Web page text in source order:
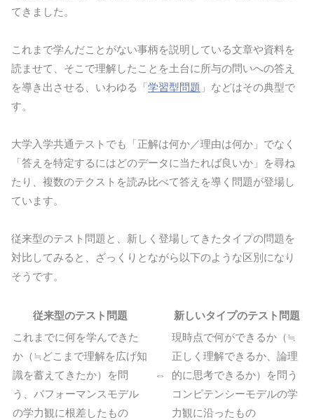
てきました。
これまで学んだことがない事柄を説明している文章や資料を
読ませて、そこで理解したことを土台に所与の問いへの答え
を導き出させる、いわゆる「学習型問題 」などはその典型で
す。
大学入学共通テストでも「正解は何か／理由は何か」でなく
「答えを特定するにはどのデータに当たれば良いか」を尋ね
たり、複数のテクストを読み比べて答えを導く問題が登場し
ています。
従来型のテスト問題と、新しく登場してきたタイプの問題を
対比してみると、ざっくりとながら以下のような区別になり
そうです。
従来型のテスト問題
新しいタイプのテスト問題
これまでに何を学んできた
か（≒どこまで理解を広げ知
識を蓄えてきたか）を問
う、パフォーマンスモデル
の学力観に根差したもの
⇔
現時点で何ができるか（≒
正しく理解できるか、論理
的に思考できるか）を問う
コンピテンシーモデルの学
力観に沿ったもの